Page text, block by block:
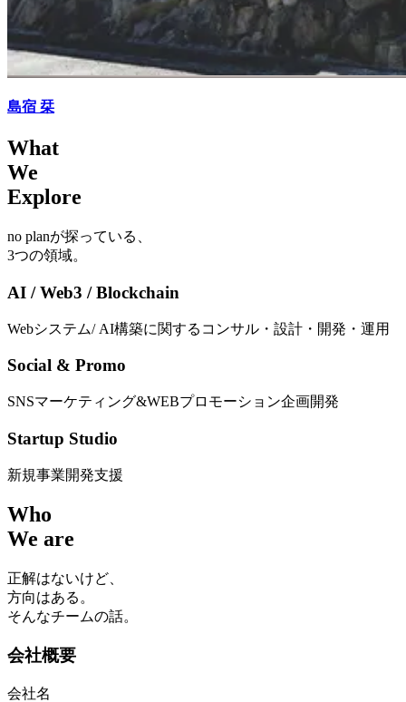
島宿 栞
What
We
Explore
no planが探っている、
3つの領域。
AI / Web3 / Blockchain
Webシステム/ AI構築に関するコンサル・設計・開発・運用
Social & Promo
SNSマーケティング&WEBプロモーション企画開発
Startup Studio
新規事業開発支援
Who
We are
正解はないけど、
方向はある。
そんなチームの話。
会社概要
会社名